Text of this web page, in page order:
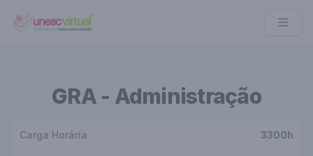
UNESC VIRTUAL
GRA - Administração
Carga Horária 3300h